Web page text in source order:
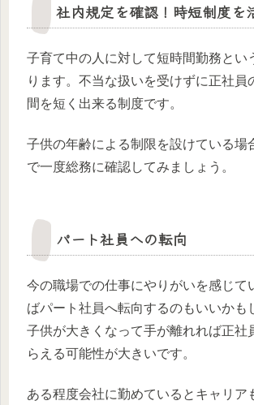
社内規定を確認！時短制度を
子育て中の人に対して短時間勤務とい
ります。不当な扱いを受けずに正社員
間を短く出来る制度です。
子供の年齢による制限を設けている場
で一度総務に確認してみましょう。
パート社員への転向
今の職場での仕事にやりがいを感じて
ばパート社員へ転向するのもいいかも
子供が大きくなって手が離れれば正社
らえる可能性が大きいです。
ある程度会社に勤めているとキャリア